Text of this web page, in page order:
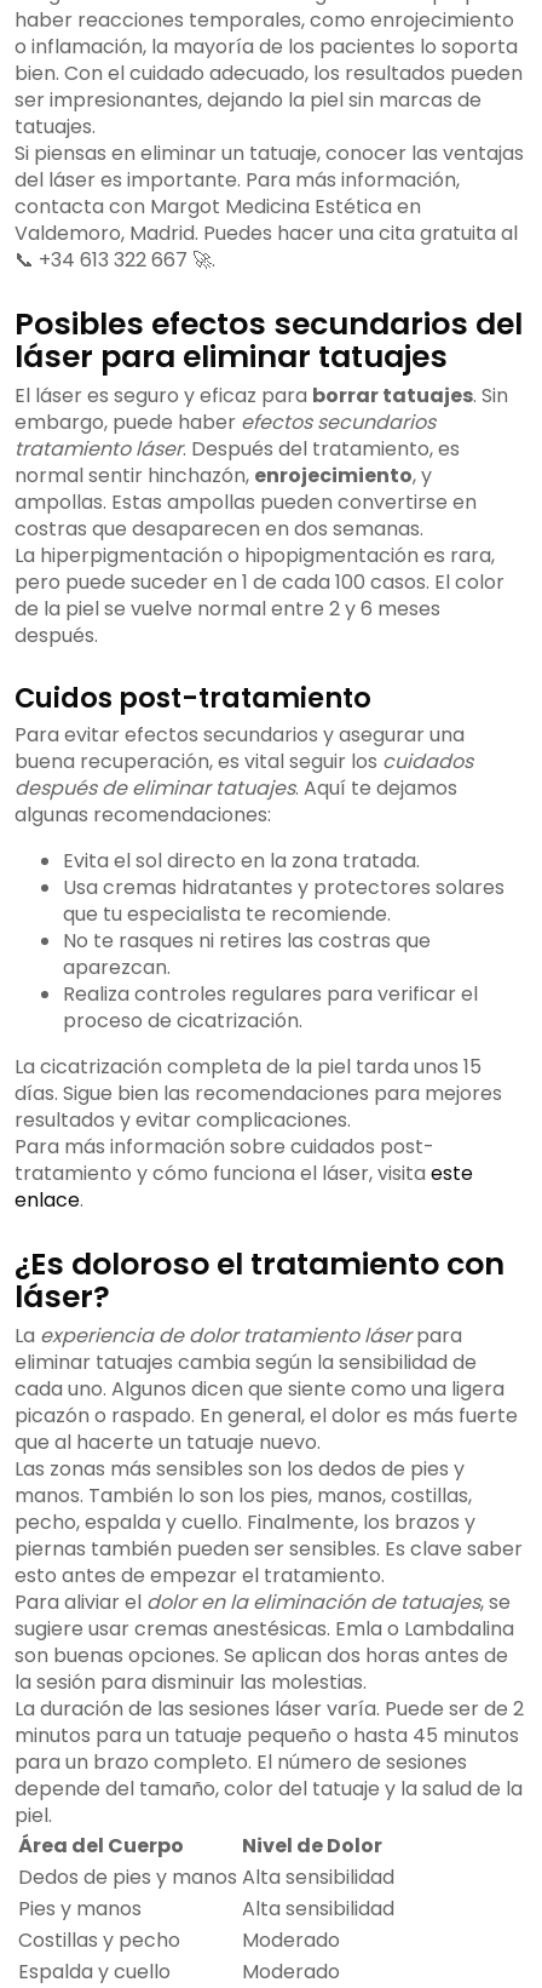
haber reacciones temporales, como enrojecimiento
o inflamación, la mayoría de los pacientes lo soporta
bien. Con el cuidado adecuado, los resultados pueden
ser impresionantes, dejando la piel sin marcas de
tatuajes.
Si piensas en eliminar un tatuaje, conocer las ventajas
del láser es importante. Para más información,
contacta con Margot Medicina Estética en
Valdemoro, Madrid. Puedes hacer una cita gratuita al
📞 +34 613 322 667 🚀.
Posibles efectos secundarios del
láser para eliminar tatuajes
El láser es seguro y eficaz para borrar tatuajes. Sin
embargo, puede haber efectos secundarios
tratamiento láser. Después del tratamiento, es
normal sentir hinchazón, enrojecimiento, y
ampollas. Estas ampollas pueden convertirse en
costras que desaparecen en dos semanas.
La hiperpigmentación o hipopigmentación es rara,
pero puede suceder en 1 de cada 100 casos. El color
de la piel se vuelve normal entre 2 y 6 meses
después.
Cuidos post-tratamiento
Para evitar efectos secundarios y asegurar una
buena recuperación, es vital seguir los cuidados
después de eliminar tatuajes. Aquí te dejamos
algunas recomendaciones:
Evita el sol directo en la zona tratada.
Usa cremas hidratantes y protectores solares
que tu especialista te recomiende.
No te rasques ni retires las costras que
aparezcan.
Realiza controles regulares para verificar el
proceso de cicatrización.
La cicatrización completa de la piel tarda unos 15
días. Sigue bien las recomendaciones para mejores
resultados y evitar complicaciones.
Para más información sobre cuidados post-
tratamiento y cómo funciona el láser, visita este
enlace.
¿Es doloroso el tratamiento con
láser?
La experiencia de dolor tratamiento láserpara
eliminar tatuajes cambia según la sensibilidad de
cada uno. Algunos dicen que siente como una ligera
picazón o raspado. En general, el dolor es más fuerte
que al hacerte un tatuaje nuevo.
Las zonas más sensibles son los dedos de pies y
manos. También lo son los pies, manos, costillas,
pecho, espalda y cuello. Finalmente, los brazos y
piernas también pueden ser sensibles. Es clave saber
esto antes de empezar el tratamiento.
Para aliviar el dolor en la eliminación de tatuajes, se
sugiere usar cremas anestésicas. Emla o Lambdalina
son buenas opciones. Se aplican dos horas antes de
la sesión para disminuir las molestias.
La duración de las sesiones láser varía. Puede ser de 2
minutos para un tatuaje pequeño o hasta 45 minutos
para un brazo completo. El número de sesiones
depende del tamaño, color del tatuaje y la salud de la
piel.
Área del Cuerpo
Nivel de Dolor
Dedos de pies y manos Alta sensibilidad
Pies y manos
Alta sensibilidad
Costillas y pecho
Moderado
Espalda y cuello
Moderado